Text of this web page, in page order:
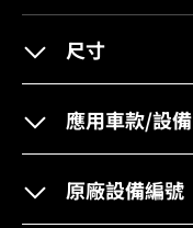
尺寸
應用車款/設備
原廠設備編號